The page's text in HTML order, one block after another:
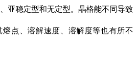
稳定型和无定型。晶格能不同导致
点、溶解速度、溶解度等也有所不